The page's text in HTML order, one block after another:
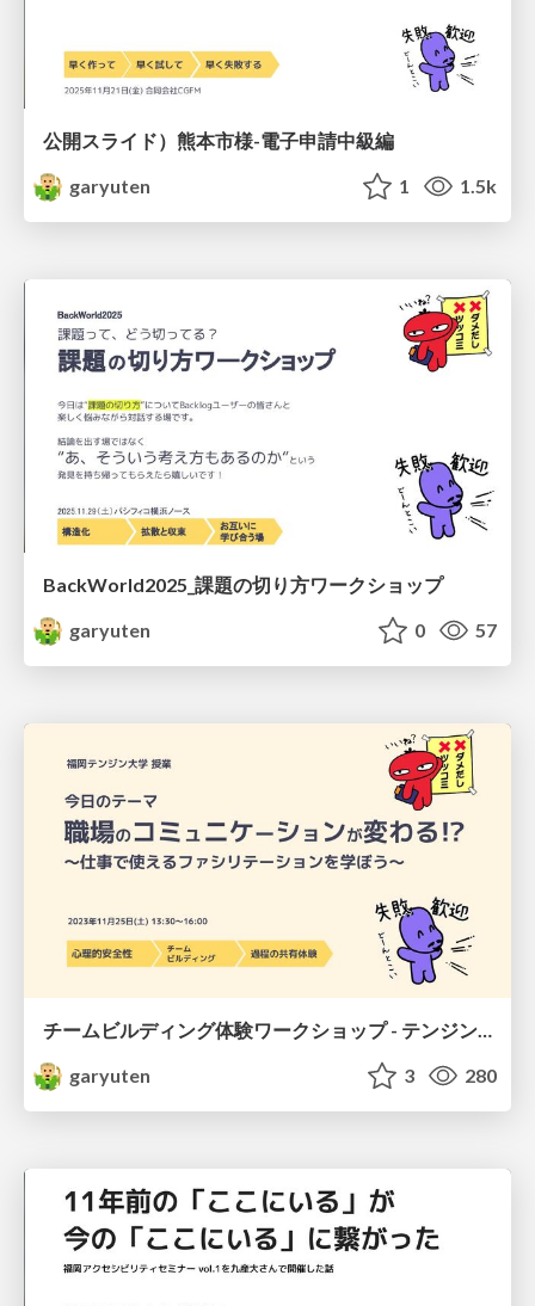
公開スライド）熊本市様-電子申請中級編
garyuten
1 1.5k
BackWorld2025_課題の切り方ワークショップ
garyuten
0 57
チームビルディング体験ワークショップ - テンジン大学
garyuten
3 280